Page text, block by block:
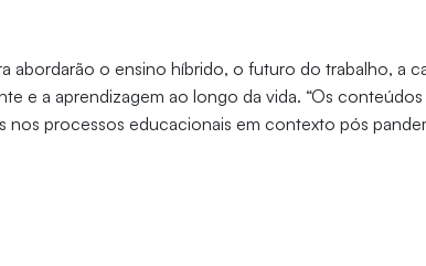
abordarão o ensino híbrido, o futuro do trabalho, a
e a aprendizagem ao longo da vida. “Os conteúdos
nos processos educacionais em contexto pós